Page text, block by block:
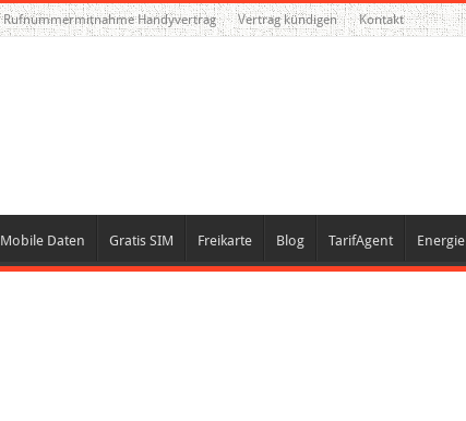
Rufnummermitnahme Handyvertrag Vertrag kündigen Kontakt
Mobile Daten Gratis SIM Freikarte Blog TarifAgent Energie